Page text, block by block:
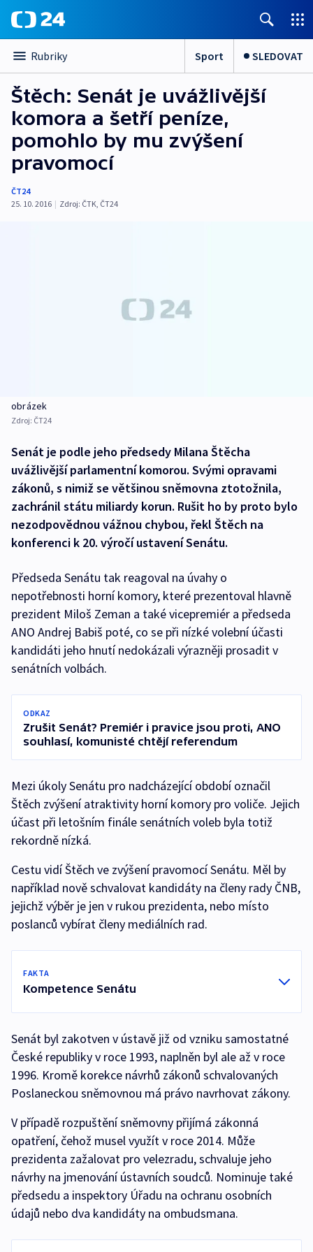
Rubriky Sport SLEDOVAT
Štěch: Senát je uvážlivější
komora a šetří peníze,
pomohlo by mu zvýšení
pravomocí
ČT24
25. 10. 2016 | Zdroj: ČTK, ČT24
obrázek
Zdroj: ČT24
Senát je podle jeho předsedy Milana Štěcha
uvážlivější parlamentní komorou. Svými opravami
zákonů, s nimiž se většinou sněmovna ztotožnila,
zachránil státu miliardy korun. Rušit ho by proto bylo
nezodpovědnou vážnou chybou, řekl Štěch na
konferenci k 20. výročí ustavení Senátu.
Předseda Senátu tak reagoval na úvahy o
nepotřebnosti horní komory, které prezentoval hlavně
prezident Miloš Zeman a také vicepremiér a předseda
ANO Andrej Babiš poté, co se při nízké volební účasti
kandidáti jeho hnutí nedokázali výrazněji prosadit v
senátních volbách.
ODKAZ
Zrušit Senát? Premiér i pravice jsou proti, ANO
souhlasí, komunisté chtějí referendum
Mezi úkoly Senátu pro nadcházející období označil
Štěch zvýšení atraktivity horní komory pro voliče. Jejich
účast při letošním finále senátních voleb byla totiž
rekordně nízká.
Cestu vidí Štěch ve zvýšení pravomocí Senátu. Měl by
například nově schvalovat kandidáty na členy rady ČNB,
jejichž výběr je jen v rukou prezidenta, nebo místo
poslanců vybírat členy mediálních rad.
FAKTA
Kompetence Senátu
Senát byl zakotven v ústavě již od vzniku samostatné
České republiky v roce 1993, naplněn byl ale až v roce
1996. Kromě korekce návrhů zákonů schvalovaných
Poslaneckou sněmovnou má právo navrhovat zákony.
V případě rozpuštění sněmovny přijímá zákonná
opatření, čehož musel využít v roce 2014. Může
prezidenta zažalovat pro velezradu, schvaluje jeho
návrhy na jmenování ústavních soudců. Nominuje také
předsedu a inspektory Úřadu na ochranu osobních
údajů nebo dva kandidáty na ombudsmana.